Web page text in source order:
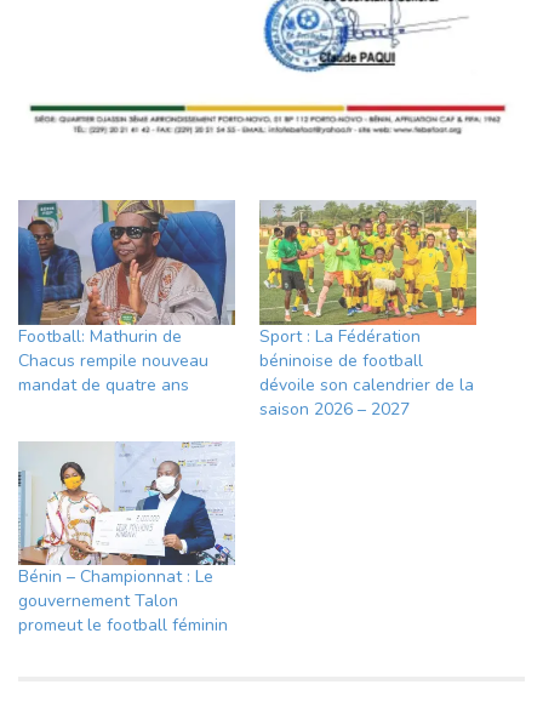
Football: Mathurin de
Chacus rempile nouveau
mandat de quatre ans
Sport : La Fédération
béninoise de football
dévoile son calendrier de la
saison 2026 – 2027
Bénin – Championnat : Le
gouvernement Talon
promeut le football féminin